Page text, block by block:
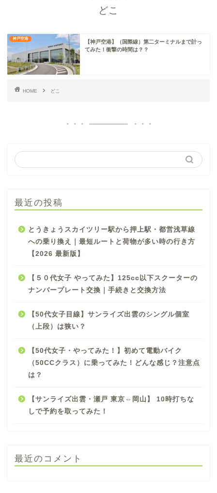
どこ
神戸空港
【神戸空港】（国際線）第二ターミナルまで計っ
てみた！衝撃の時間は？？
HOME どこ
最近の投稿
とうきょうスカイツリー駅から押上駅・都営浅草線
への乗り換え｜最短ルートと荷物が多い時の行き方
【2026 最新版】
【５０代女子 やってみた】125cc以下スクーターの
ナンバープレート交換｜手続きと交換方法
【50代女子目線】サンライズ出雲のシングル個室
（上段）は狭い？
【50代女子・やってみた！】初めて電動バイク
（50CCクラス）に乗ってみた！どんな感じ？注意点
は？
【サンライズ出雲・瀬戸 東京⇔岡山】 10時打ちな
しで予約を取ってみた！
最近のコメント